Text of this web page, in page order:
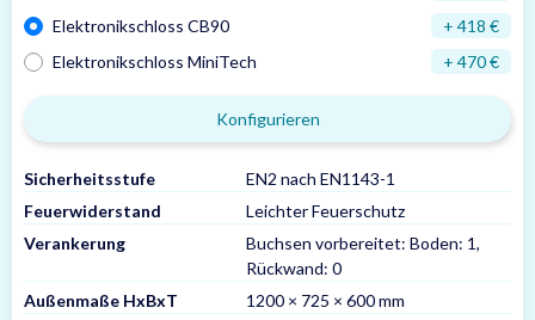
Elektronikschloss CB90
+ 418 €
Elektronikschloss MiniTech
+ 470 €
Konfigurieren
Sicherheitsstufe
EN2 nach EN1143-1
Feuerwiderstand
Leichter Feuerschutz
Verankerung
Buchsen vorbereitet: Boden: 1,
Rückwand: 0
Außenmaße HxBxT
1200 × 725 × 600 mm